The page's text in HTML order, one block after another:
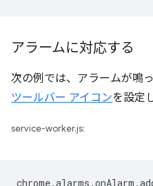
アラームに対応する
次の例では、アラームが鳴
ツールバー アイコンを設定
service-worker.js:
chrome.alarms .onAlarm .